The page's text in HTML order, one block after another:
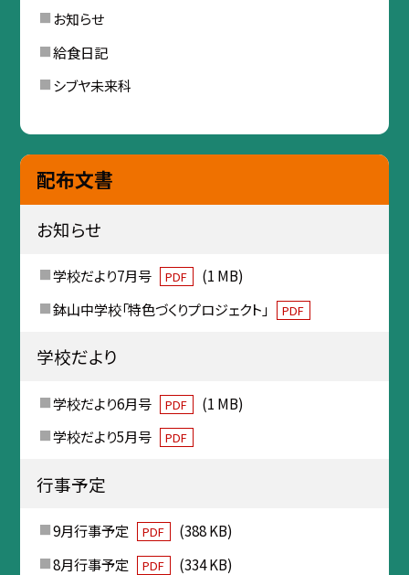
お知らせ
給食日記
シブヤ未来科
配布文書
お知らせ
学校だより7月号 PDF
(1 MB)
鉢山中学校「特色づくりプロジェクト」
PDF
学校だより
学校だより6月号 PDF
(1 MB)
学校だより5月号
PDF
行事予定
9月行事予定 PDF
(388 KB)
8月行事予定
PDF
(334 KB)